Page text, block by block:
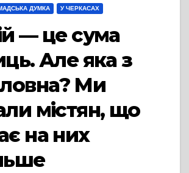
ДУМКА У ЧЕРКАСАХ
— це сума
Але яка з
Ми
містян, що
на них